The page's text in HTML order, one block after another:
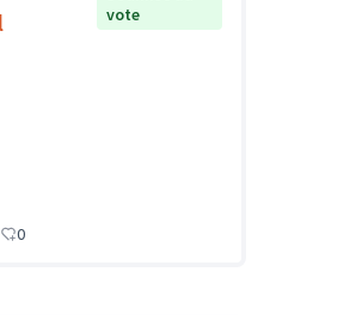
vote
0